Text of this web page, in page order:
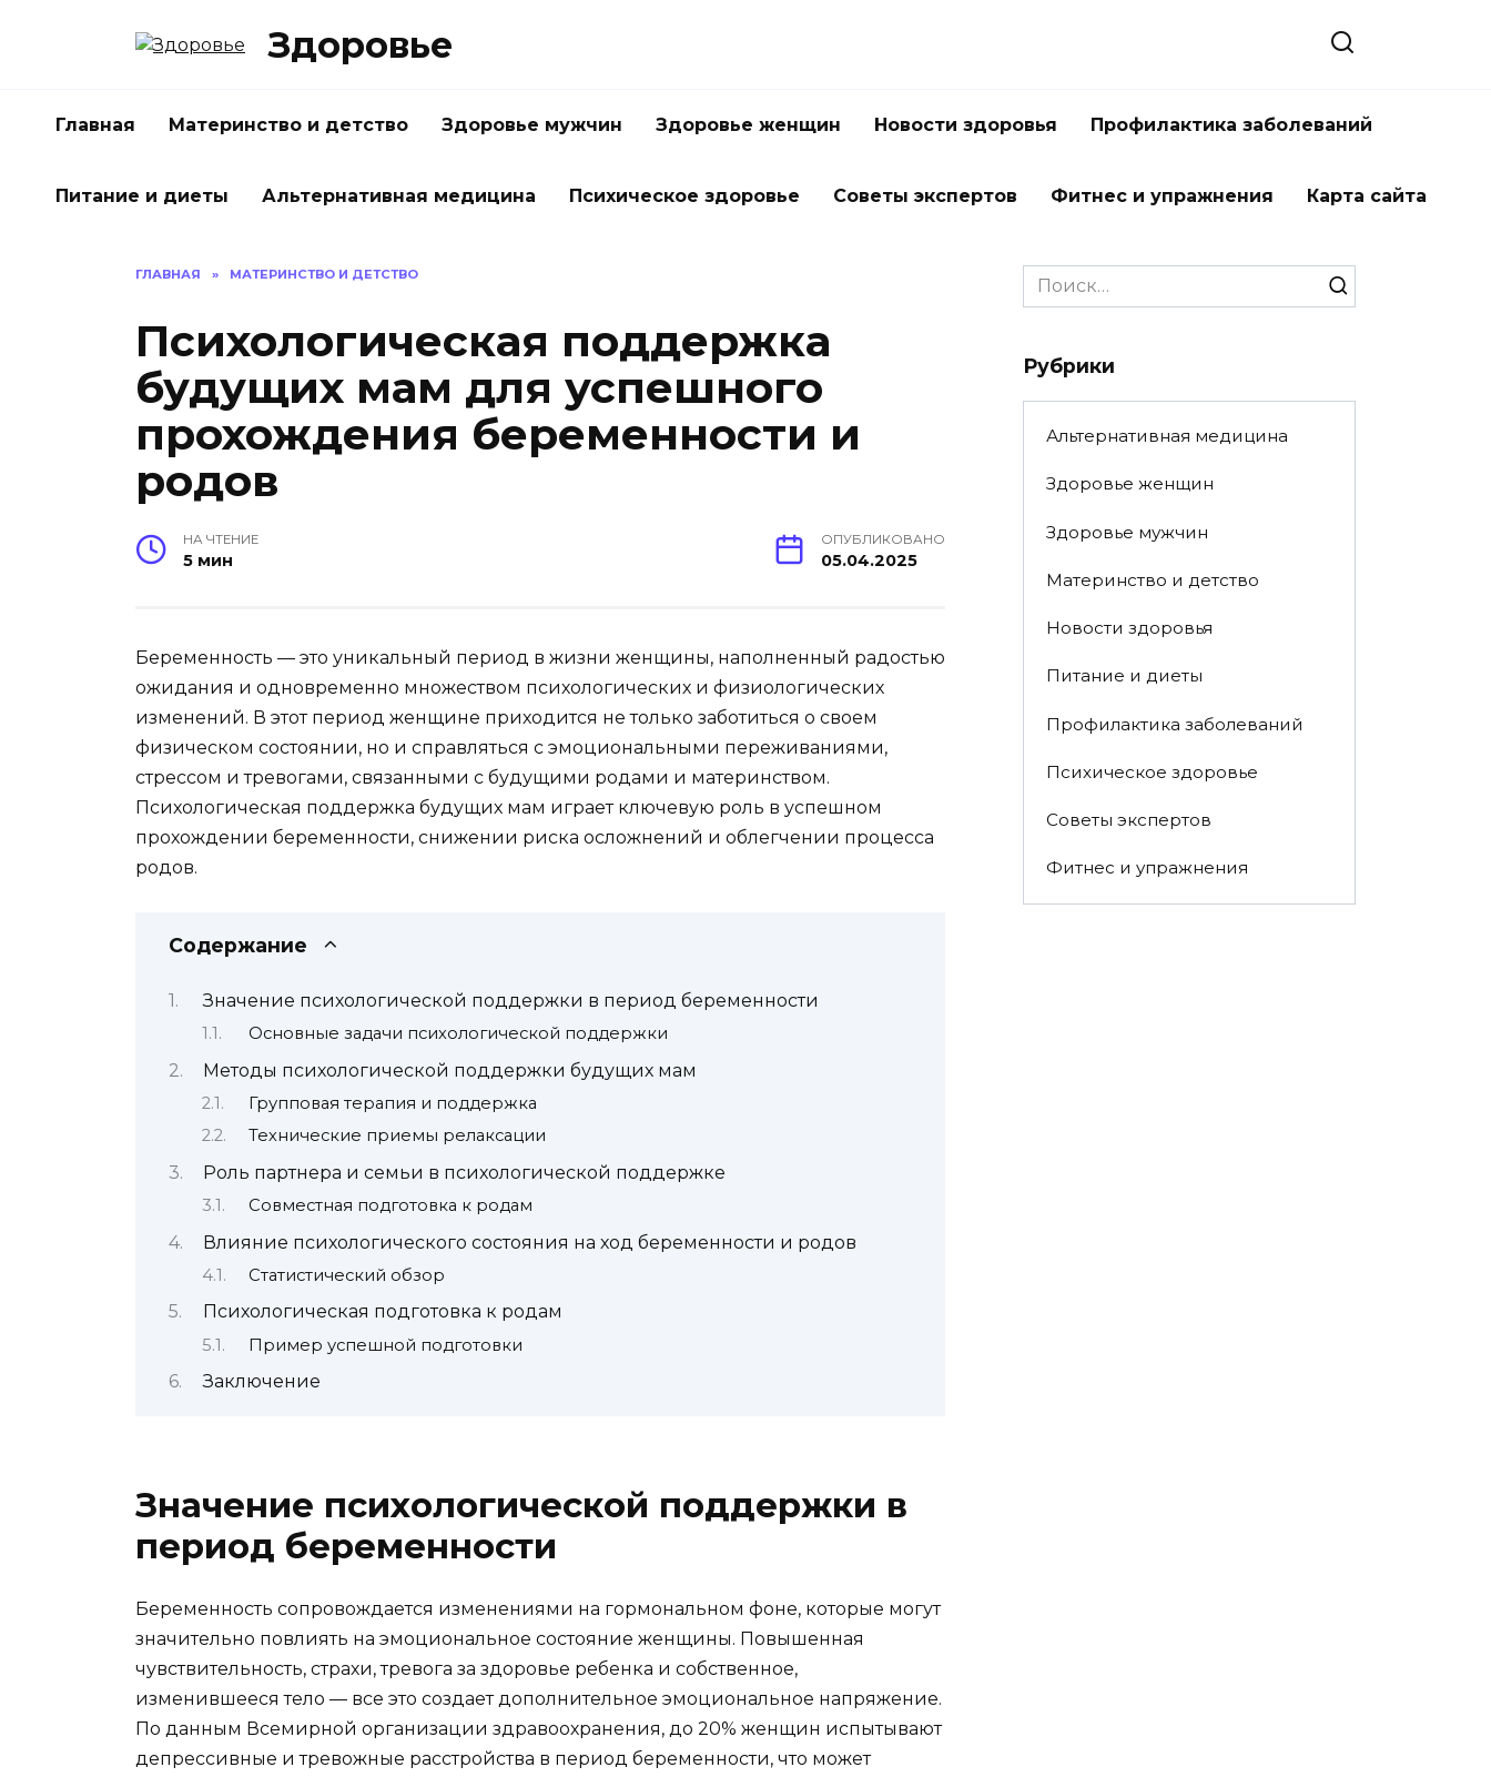
Здоровье
Главная Материнство и детство Здоровье мужчин Здоровье женщин Новости здоровья Профилактика заболеваний
Питание и диеты Альтернативная медицина Психическое здоровье Советы экспертов Фитнес и упражнения Карта сайта
ГЛАВНАЯ » МАТЕРИНСТВО И ДЕТСТВО
Психологическая поддержка
будущих мам для успешного
прохождения беременности и
родов
НА ЧТЕНИЕ
5 мин
ОПУБЛИКОВАНО
05.04.2025
Беременность — это уникальный период в жизни женщины, наполненный радостью
ожидания и одновременно множеством психологических и физиологических
изменений. В этот период женщине приходится не только заботиться о своем
физическом состоянии, но и справляться с эмоциональными переживаниями,
стрессом и тревогами, связанными с будущими родами и материнством.
Психологическая поддержка будущих мам играет ключевую роль в успешном
прохождении беременности, снижении риска осложнений и облегчении процесса
родов.
Содержание
Значение психологической поддержки в период беременности
Основные задачи психологической поддержки
Методы психологической поддержки будущих мам
Групповая терапия и поддержка
Технические приемы релаксации
Роль партнера и семьи в психологической поддержке
Совместная подготовка к родам
Влияние психологического состояния на ход беременности и родов
Статистический обзор
Психологическая подготовка к родам
Пример успешной подготовки
Заключение
Значение психологической поддержки в
период беременности
Беременность сопровождается изменениями на гормональном фоне, которые могут
значительно повлиять на эмоциональное состояние женщины. Повышенная
чувствительность, страхи, тревога за здоровье ребенка и собственное,
изменившееся тело — все это создает дополнительное эмоциональное напряжение.
По данным Всемирной организации здравоохранения, до 20% женщин испытывают
депрессивные и тревожные расстройства в период беременности, что может
Search
for:
Рубрики
Альтернативная медицина
Здоровье женщин
Здоровье мужчин
Материнство и детство
Новости здоровья
Питание и диеты
Профилактика заболеваний
Психическое здоровье
Советы экспертов
Фитнес и упражнения